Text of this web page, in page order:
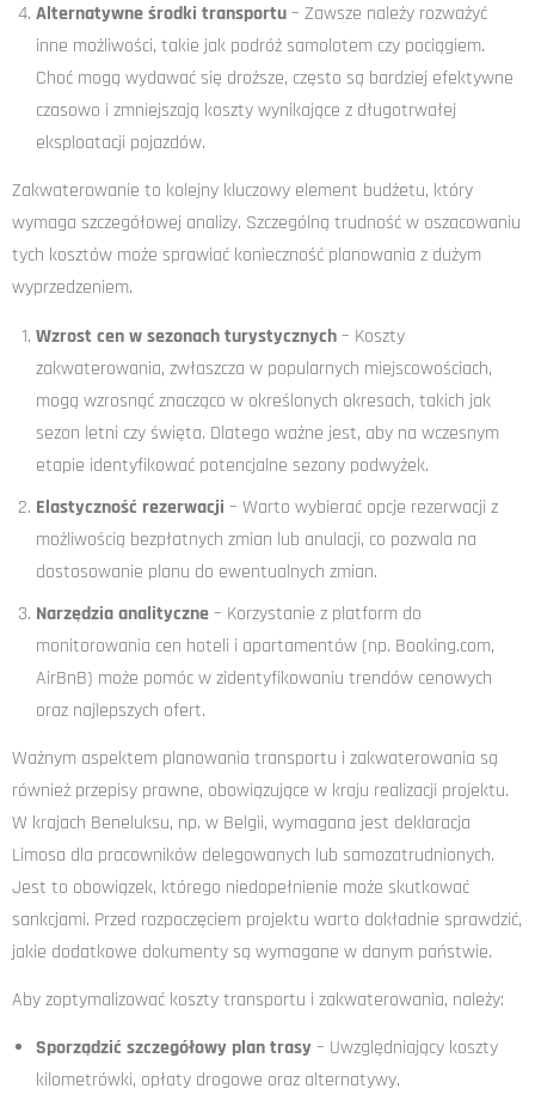
Alternatywne środki transportu– Zawsze należy rozważyć
inne możliwości, takie jak podróż samolotem czy pociągiem.
Choć mogą wydawać się droższe, często są bardziej efektywne
czasowo i zmniejszają koszty wynikające z długotrwałej
eksploatacji pojazdów.
Zakwaterowanie to kolejny kluczowy element budżetu, który
wymaga szczegółowej analizy. Szczególną trudność w oszacowaniu
tych kosztów może sprawiać konieczność planowania z dużym
wyprzedzeniem.
Wzrost cen w sezonach turystycznych– Koszty
zakwaterowania, zwłaszcza w popularnych miejscowościach,
mogą wzrosnąć znacząco w określonych okresach, takich jak
sezon letni czy święta. Dlatego ważne jest, aby na wczesnym
etapie identyfikować potencjalne sezony podwyżek.
Elastyczność rezerwacji – Warto wybierać opcje rezerwacji z
możliwością bezpłatnych zmian lub anulacji, co pozwala na
dostosowanie planu do ewentualnych zmian.
Narzędzia analityczne– Korzystanie z platform do
monitorowania cen hoteli i apartamentów (np. Booking.com,
AirBnB) może pomóc w zidentyfikowaniu trendów cenowych
oraz najlepszych ofert.
Ważnym aspektem planowania transportu i zakwaterowania są
również przepisy prawne, obowiązujące w kraju realizacji projektu.
W krajach Beneluksu, np. w Belgii, wymagana jest deklaracja
Limosa dla pracowników delegowanych lub samozatrudnionych.
Jest to obowiązek, którego niedopełnienie może skutkować
sankcjami. Przed rozpoczęciem projektu warto dokładnie sprawdzić,
jakie dodatkowe dokumenty są wymagane w danym państwie.
Aby zoptymalizować koszty transportu i zakwaterowania, należy:
Sporządzić szczegółowy plan trasy – Uwzględniający koszty
kilometrówki, opłaty drogowe oraz alternatywy.